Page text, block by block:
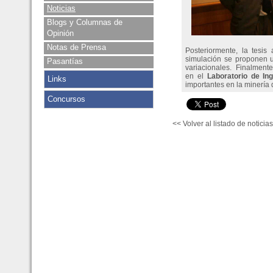
Noticias
Blogs y Columnas de
Opinión
Notas de Prensa
Pasantías
Links
Concursos
Posteriormente, la
simulación se proponen
variacionales.
en el
Laboratorio de
importantes en la minería
<< Volver al listado de